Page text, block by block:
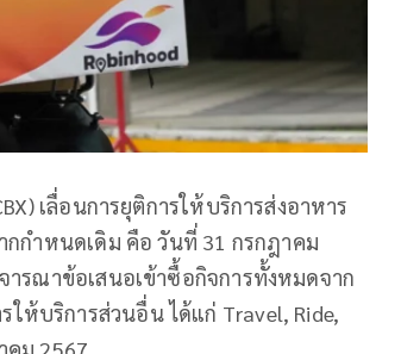
เลื่อนการยุติการให้บริการส่งอาหาร
กกำหนดเดิม คือ วันที่ 31 กรกฎาคม
ารณาข้อเสนอเข้าซื้อกิจการทั้งหมดจาก
ให้บริการส่วนอื่น ได้แก่ Travel, Ride,
คม 2567